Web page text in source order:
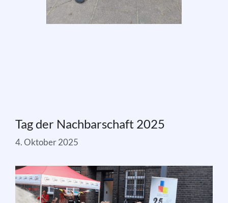
Tag der Nachbarschaft 2025
4. Oktober 2025